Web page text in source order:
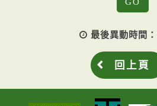
最後異動時間：
回上頁